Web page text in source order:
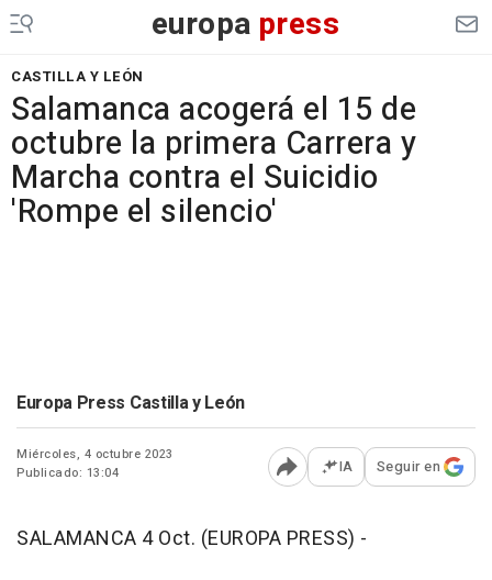
europa press
CASTILLA Y LEÓN
Salamanca acogerá el 15 de
octubre la primera Carrera y
Marcha contra el Suicidio
'Rompe el silencio'
Europa Press Castilla y León
Miércoles, 4 octubre 2023
Publicado: 13:04
Abrir opciones para
IA Seguir en
SALAMANCA 4 Oct. (EUROPA PRESS) -